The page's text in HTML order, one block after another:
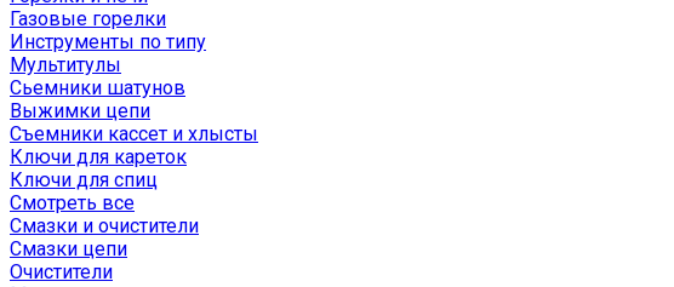
Газовые горелки
Инструменты по типу
Мультитулы
Сьемники шатунов
Выжимки цепи
Съемники кассет и хлысты
Ключи для кареток
Ключи для спиц
Смотреть все
Смазки и очистители
Смазки цепи
Очистители